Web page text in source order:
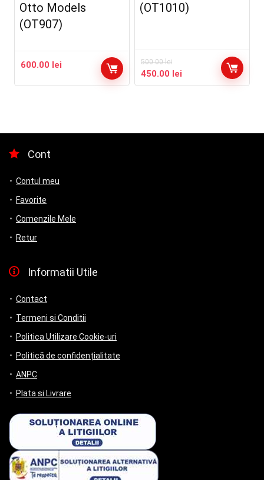
Otto Models
(OT907)
600.00 lei
(OT1010)
500.00lei
Prețul
inițial
450.00 lei
curent
Cont
Contul meu
Favorite
Comenzile Mele
Retur
Informatii Utile
Contact
Termeni si Conditii
Politica Utilizare Cookie-uri
Politică de confidențialitate
ANPC
Plata si Livrare